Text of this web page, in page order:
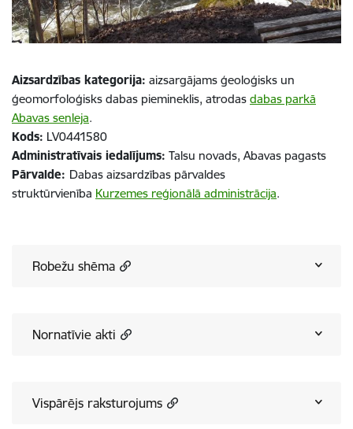
Aizsardzības kategorija: aizsargājams ģeoloģisks un
ģeomorfoloģisks dabas piemineklis, atrodas dabas parkā
Abavas senleja.
Kods: LV0441580
Administratīvais iedalījums: Talsu novads, Abavas pagasts
Pārvalde: Dabas aizsardzības pārvaldes
struktūrvienība Kurzemes reģionālā administrācija.
Robežu shēma
Nornatīvie akti
Vispārējs raksturojums